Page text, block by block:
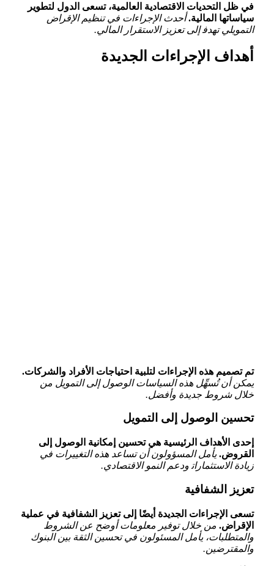
في ظل التحديات الاقتصادية‍ العالمية، تسعى الدول لتطوير
سياساتها⁣ المالية. أحدث الإجراءات في‌ تنظيم ⁢الإقراض
التمويلي تهدف‍ إلى تعزيز‌ الاستقرار المالي.
أهداف الإجراءات الجديدة
تم ⁣تصميم هذه الإجراءات لتلبية احتياجات الأفراد والشركات.
يمكن أن تُسهِّل هذه السياسات الوصول إلى التمويل من
⁣خلال شروط جديدة ​وأفضل.
تحسين الوصول إلى التمويل
إحدى الأهداف الرئيسية هي تحسين إمكانية الوصول إلى
⁢القروض. يأمل المسؤولون أن تساعد هذه التغييرات في
زيادة الاستثمارات‍ ودعم النمو الاقتصادي.
تعزيز الشفافية
تسعى الإجراءات ‌الجديدة‌ أيضًا إلى تعزيز الشفافية في عملية
الإقراض. من خلال توفير معلومات أوضح عن الشروط
⁢والمتطلبات، يأمل⁤ المسئولون في تحسين الثقة بين البنوك
‌والمقترضين.